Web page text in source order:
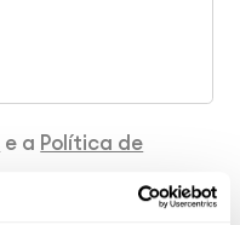
e a Política de